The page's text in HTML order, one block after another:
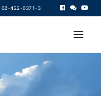
422-0371-3
นแฝด
พันธ์